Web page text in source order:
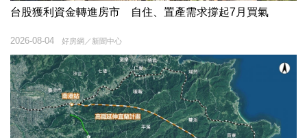
台股獲利資金轉進房市 自住、置產需求撐起7月買氣
好房網／新聞中心
2026-08-04